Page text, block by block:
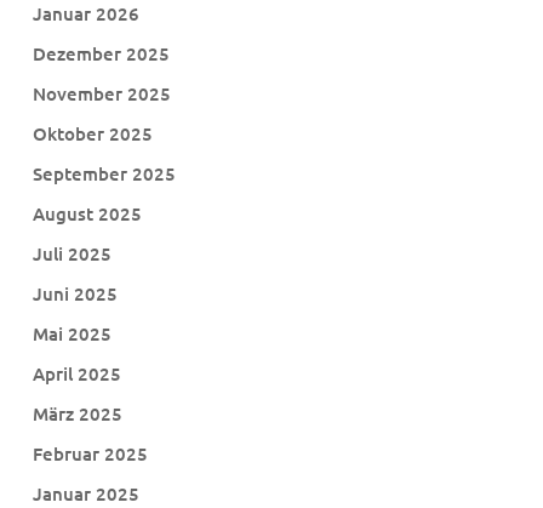
Januar 2026
Dezember 2025
November 2025
Oktober 2025
September 2025
August 2025
Juli 2025
Juni 2025
Mai 2025
April 2025
März 2025
Februar 2025
Januar 2025